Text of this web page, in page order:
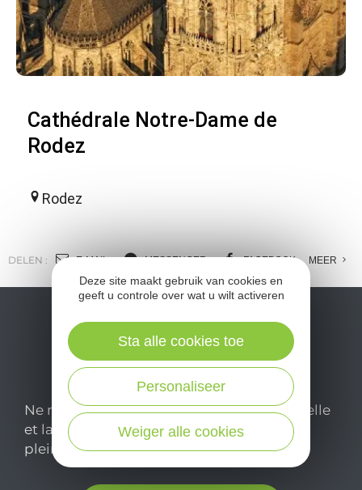
Cathédrale Notre-Dame de
Rodez
Rodez
DELEN : E-MAIL MESSENGER FACEBOOK MEER
Ne manquez pas notre newsletter mensuelle
et laissez-vous inspirer pour profiter
pleinement de votre séjour en Aveyron.
Deze site maakt gebruik van cookies en
geeft u controle over wat u wilt activeren
Weiger alle cookies
Personaliseer
Sta alle cookies toe